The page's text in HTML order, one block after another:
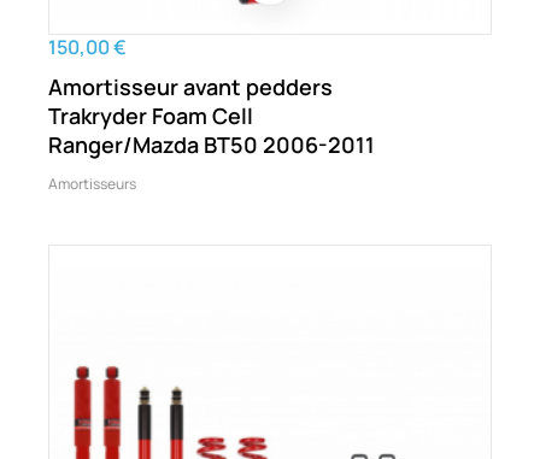
150,00 €
Amortisseur avant pedders
Trakryder Foam Cell
Ranger/Mazda BT50 2006-2011
Amortisseurs